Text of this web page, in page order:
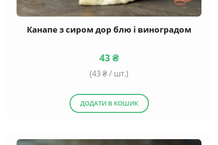
Канапе з сиром дор блю і виноградом
43₴
(43 ₴ / шт.)
ДОДАТИ В КОШИК